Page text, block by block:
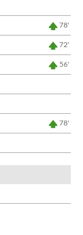
78'
72'
56'
78'